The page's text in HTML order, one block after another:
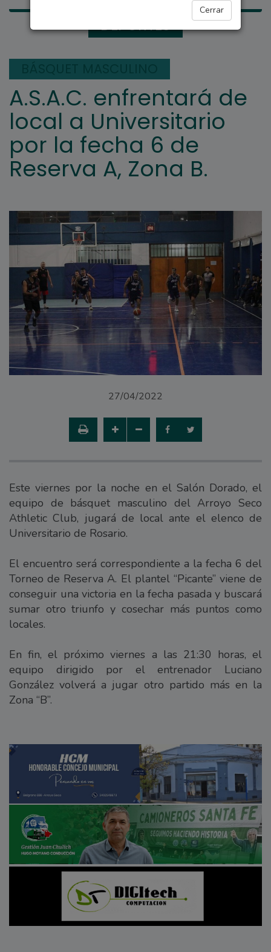
Cerrar
DEPORTES
A.S.A.C. enfrentará de
local a Universitario
por la fecha 6 de
Reserva A, Zona B.
27/04/2022
Este viernes por la noche en el Salón Dorado, el
equipo de básquet masculino del Arroyo Seco
Athletic Club, jugará de local ante el elenco de
Universitario de Rosario.
El encuentro será correspondiente a la fecha 6 del
Torneo de Reserva A. El plantel “Picante” viene de
conseguir una victoria en la fecha pasada y buscará
sumar otro triunfo y cosechar más puntos como
locales.
En fin, el próximo viernes a las 21:30 horas, el
equipo dirigido por el entrenador Luciano
González volverá a jugar otro partido más en la
Zona “B”.